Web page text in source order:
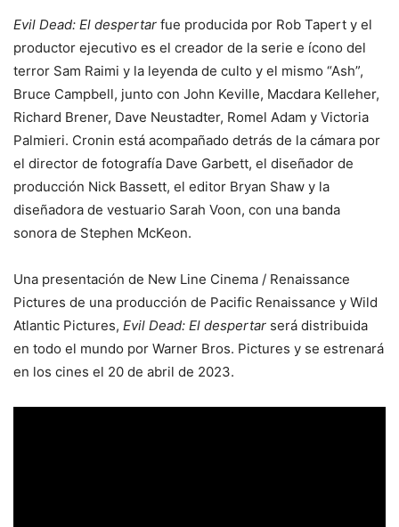
Evil Dead: El despertar fue producida por Rob Tapert y el
productor ejecutivo es el creador de la serie e ícono del
terror Sam Raimi y la leyenda de culto y el mismo “Ash”,
Bruce Campbell, junto con John Keville, Macdara Kelleher,
Richard Brener, Dave Neustadter, Romel Adam y Victoria
Palmieri. Cronin está acompañado detrás de la cámara por
el director de fotografía Dave Garbett, el diseñador de
producción Nick Bassett, el editor Bryan Shaw y la
diseñadora de vestuario Sarah Voon, con una banda
sonora de Stephen McKeon.
Una presentación de New Line Cinema / Renaissance
Pictures de una producción de Pacific Renaissance y Wild
Atlantic Pictures, Evil Dead: El despertar será distribuida
en todo el mundo por Warner Bros. Pictures y se estrenará
en los cines el 20 de abril de 2023.